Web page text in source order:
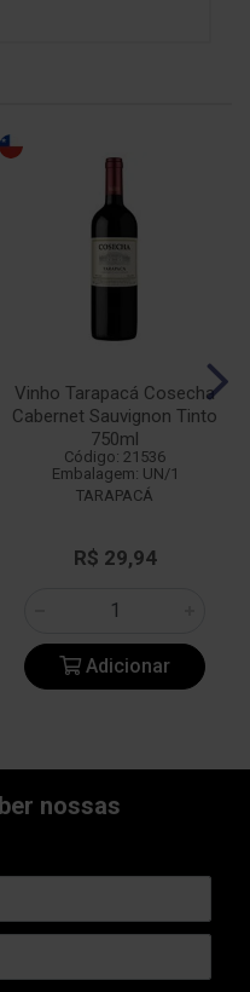
Vinho Tarapacá Cosecha
Cabernet Sauvignon Tinto
750ml
Código: 21536
Embalagem: UN/1
TARAPACÁ
R$ 29,94
Adicionar
nossas